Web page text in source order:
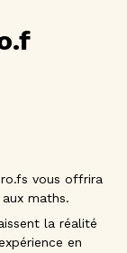
vous offrira
maths.
la réalité
en